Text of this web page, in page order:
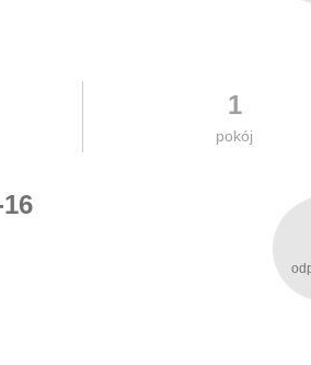
1
pokój